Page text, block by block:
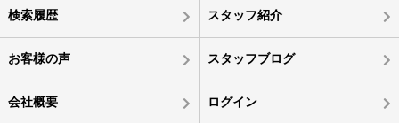
検索履歴 スタッフ紹介
お客様の声 スタッフブログ
会社概要 ログイン